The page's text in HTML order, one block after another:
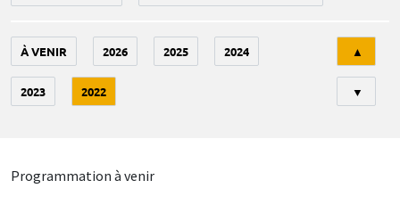
À VENIR 2026 2025 2024
2023 2022
▲
▼
Programmation à venir